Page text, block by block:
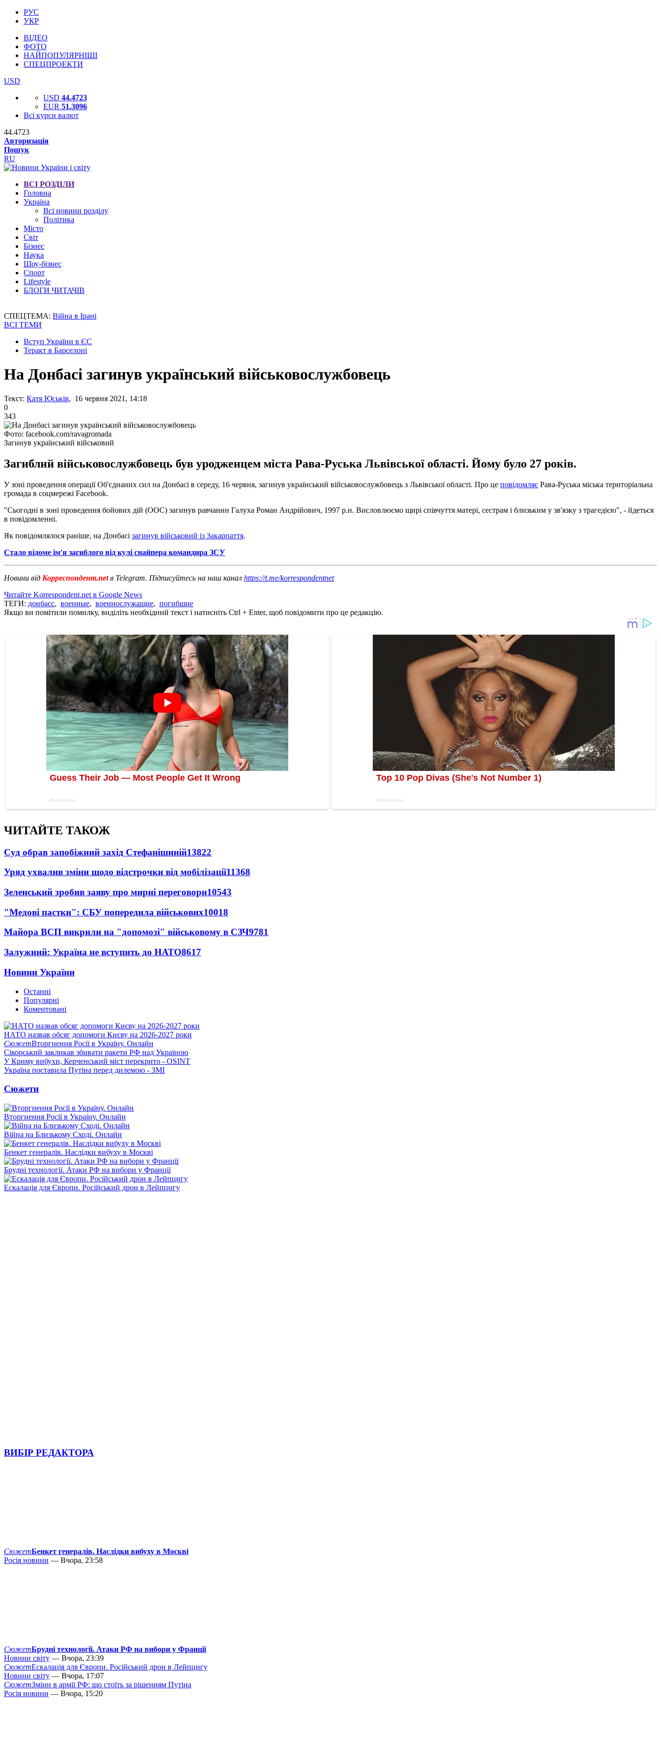
РУС
УКР
ВІДЕО
ФОТО
НАЙПОПУЛЯРНІШІ
СПЕЦПРОЕКТИ
USD
USD 44.4723
EUR 51.3096
Всі курси валют
44.4723
Авторизація
Пошук
RU
ВСІ РОЗДІЛИ
Головна
Україна
Всі новини розділу
Політика
Місто
Світ
Бізнес
Наука
Шоу-бізнес
Спорт
Lifestyle
БЛОГИ ЧИТАЧІВ
СПЕЦТЕМА: Війна в Ірані
ВСІ ТЕМИ
Вступ України в ЄС
Теракт в Барселоні
На Донбасі загинув український військовослужбовець
Текст: Катя Юськів, 16 червня 2021, 14:18
0
343
Фото: facebook.com/ravagromada
Загинув український військовий
Загиблий військовослужбовець був уродженцем міста Рава-Руська Львівської області. Йому було 27 років.
У зоні проведення операції Об'єднаних сил на Донбасі в середу, 16 червня, загинув український військовослужбовець з Львівської області. Про це повідомляє Рава-Руська міська територіальна
громада в соцмережі Facebook.
"Сьогодні в зоні проведення бойових дій (ООС) загинув равчанин Галуха Роман Андрійович, 1997 р.н. Висловлюємо щирі співчуття матері, сестрам і близьким у зв'язку з трагедією", - йдеться
в повідомленні.
Як повідомлялося раніше, на Донбасі загинув військовий із Закарпаття.
Стало відоме ім'я загиблого від кулі снайпера командира ЗСУ
Новини від Корреспондент.netв Telegram. Підписуйтесь на наш канал https://t.me/korrespondentnet
Читайте Korrespondent.net в Google News
ТЕГИ: донбасс, военные, военнослужащие, погибшие
Якщо ви помітили помилку, виділіть необхідний текст і натисніть Ctrl + Enter, щоб повідомити про це редакцію.
ЧИТАЙТЕ ТАКОЖ
Суд обрав запобіжний захід Стефанішиній13822
Уряд ухвалив зміни щодо відстрочки від мобілізації11368
Зеленський зробив заяву про мирні переговори10543
"Медові пастки": СБУ попередила військових10018
Майора ВСП викрили на "допомозі" військовому в СЗЧ9781
Залужний: Україна не вступить до НАТО8617
Новини України
Останні
Популярні
Коментовані
НАТО назвав обсяг допомоги Києву на 2026-2027 роки
СюжетВторгнення Росії в Україну. Онлайн
Сікорський закликав збивати ракети РФ над Україною
У Криму вибухи, Керченський міст перекрито - OSINT
Україна поставила Путіна перед дилемою - ЗМІ
Сюжети
Вторгнення Росії в Україну. Онлайн
Війна на Близькому Сході. Онлайн
Бенкет генералів. Наслідки вибуху в Москві
Брудні технології. Атаки РФ на вибори у Франції
Ескалація для Європи. Російський дрон в Лейпцигу
ВИБІР РЕДАКТОРА
СюжетБенкет генералів. Наслідки вибуху в Москві
Росія новини — Вчора, 23:58
СюжетБрудні технології. Атаки РФ на вибори у Франції
Новини світу — Вчора, 23:39
СюжетЕскалація для Європи. Російський дрон в Лейпцигу
Новини світу — Вчора, 17:07
СюжетЗміни в армії РФ: що стоїть за рішенням Путіна
Росія новини — Вчора, 15:20